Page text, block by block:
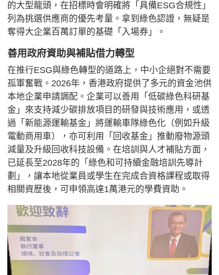
的大型龍頭，在招標時會明確將「具備ESG合規性」
列為挑選供應商的優先考量。拿到綠色認證，無疑是
奪得大企業百萬訂單的基礎「入場券」。
善用政府資助與補貼借力轉型
在推行ESG與綠色轉型的道路上，中小企絕對不需要
孤軍奮戰。2026年，香港政府提供了多元的資金池供
本地企業申請調配。企業可以善用「低碳綠色科研基
金」來支持減少碳排放項目的研發與技術應用，或透
過「新能源運輸基金」將運輸車隊綠色化（例如升級
電動商用車），亦可利用「回收基金」推動廢物源頭
減量及升級回收科技設備。在培訓與人才補貼方面，
已延長至2028年的「綠色和可持續金融培訓先導計
劃」，讓本地從業員或學生在完成合資格課程或取得
相關資歷後，可申領高達1萬港元的學費資助。